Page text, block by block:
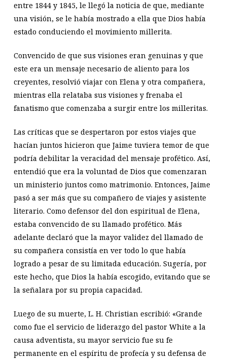
entre 1844 y 1845, le llegó la noticia de que, mediante
una visión, se le había mostrado a ella que Dios había
estado conduciendo el movimiento millerita.
Convencido de que sus visiones eran genuinas y que
este era un mensaje necesario de aliento para los
creyentes, resolvió viajar con Elena y otra compañera,
mientras ella relataba sus visiones y frenaba el
fanatismo que comenzaba a surgir entre los milleritas.
Las críticas que se despertaron por estos viajes que
hacían juntos hicieron que Jaime tuviera temor de que
podría debilitar la veracidad del mensaje profético. Así,
entendió que era la voluntad de Dios que comenzaran
un ministerio juntos como matrimonio. Entonces, Jaime
pasó a ser más que su compañero de viajes y asistente
literario. Como defensor del don espiritual de Elena,
estaba convencido de su llamado profético. Más
adelante declaró que la mayor validez del llamado de
su compañera consistía en ver todo lo que había
logrado a pesar de su limitada educación. Sugería, por
este hecho, que Dios la había escogido, evitando que se
la señalara por su propia capacidad.
Luego de su muerte, L. H. Christian escribió: «Grande
como fue el servicio de liderazgo del pastor White a la
causa adventista, su mayor servicio fue su fe
permanente en el espíritu de profecía y su defensa de